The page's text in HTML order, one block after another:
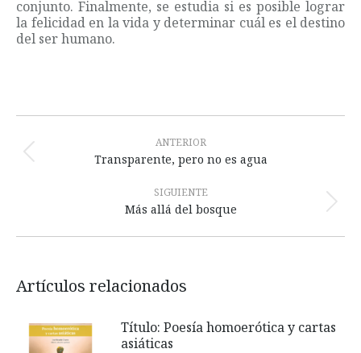
conjunto. Finalmente, se estudia si es posible lograr
la felicidad en la vida y determinar cuál es el destino
del ser humano.
entre
publicaciones
ANTERIOR
Publicación
Transparente, pero no es agua
SIGUIENTE
Publicación
Más allá del bosque
Artículos relacionados
Título: Poesía homoerótica y cartas
asiáticas